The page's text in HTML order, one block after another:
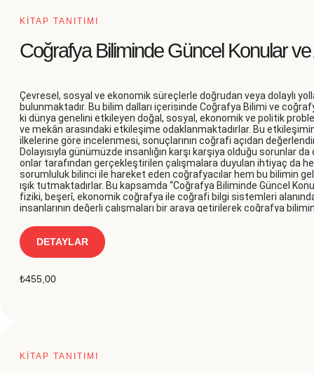
KİTAP TANITIMI
Coğrafya Biliminde Güncel Konular ve
Çevresel, sosyal ve ekonomik süreçlerle doğrudan veya dolaylı
bulunmaktadır. Bu bilim dalları içerisinde Coğrafya Bilimi ve
ki dünya genelini etkileyen doğal, sosyal, ekonomik ve politik
ve mekân arasındaki etkileşime odaklanmaktadırlar. Bu
ilkelerine göre incelenmesi, sonuçlarının coğrafi açıdan
Dolayısıyla günümüzde insanlığın karşı karşıya olduğu sorunlar
onlar tarafından gerçekleştirilen çalışmalara duyulan ihtiyaç da
sorumluluk bilinci ile hareket eden coğrafyacılar hem bu bilimin
ışık tutmaktadırlar. Bu kapsamda “Coğrafya Biliminde Güncel
fiziki, beşerî, ekonomik coğrafya ile coğrafi bilgi sistemleri
insanlarının değerli çalışmaları bir araya getirilerek coğrafya
DETAYLAR
₺455,00
KİTAP TANITIMI